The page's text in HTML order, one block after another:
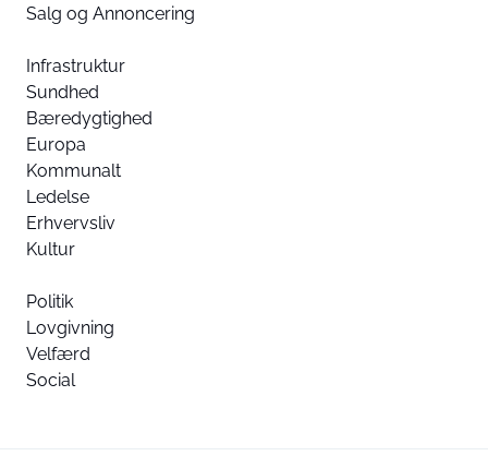
Salg og Annoncering
Infrastruktur
Sundhed
Bæredygtighed
Europa
Kommunalt
Ledelse
Erhvervsliv
Kultur
Politik
Lovgivning
Velfærd
Social